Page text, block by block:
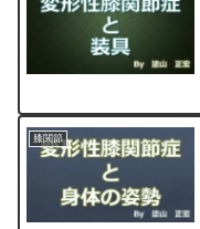
膝関節